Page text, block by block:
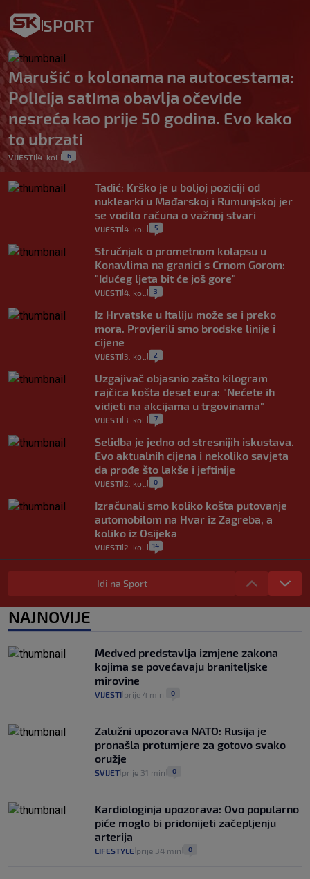
SPORT
Marušić o kolonama na autocestama:
Policija satima obavlja očevide
nesreća kao prije 50 godina. Evo kako
to ubrzati
VIJESTI 4. kol. 6
Tadić: Krško je u boljoj poziciji od
nuklearki u Mađarskoj i Rumunjskoj jer
se vodilo računa o važnoj stvari
VIJESTI 4. kol. 5
Stručnjak o prometnom kolapsu u
Konavlima na granici s Crnom Gorom:
"Idućeg ljeta bit će još gore"
VIJESTI 4. kol. 3
Iz Hrvatske u Italiju može se i preko
mora. Provjerili smo brodske linije i
cijene
VIJESTI 3. kol. 2
Uzgajivač objasnio zašto kilogram
rajčica košta deset eura: "Nećete ih
vidjeti na akcijama u trgovinama"
VIJESTI 3. kol. 7
Selidba je jedno od stresnijih iskustava.
Evo aktualnih cijena i nekoliko savjeta
da prođe što lakše i jeftinije
VIJESTI 2. kol. 0
Izračunali smo koliko košta putovanje
automobilom na Hvar iz Zagreba, a
koliko iz Osijeka
VIJESTI 2. kol. 14
"Kći je otišla na more, a zaboravila
zdravstvenu iskaznicu". Kakva su prava
pacijenata izvan mjesta prebivališta?
VIJESTI 1. kol. 1
se dogodilo ništa. Vlada se zaljubila u te
intervencije"
VIJESTI 30. srp.
Idi na Sport
NAJNOVIJE
Medved predstavlja izmjene zakona
kojima se povećavaju braniteljske
mirovine
VIJESTI prije 4 min 0
Zalužni upozorava NATO: Rusija je
pronašla protumjere za gotovo svako
oružje
SVIJET prije 31 min 0
Kardiologinja upozorava: Ovo popularno
piće moglo bi pridonijeti začepljenju
arterija
LIFESTYLE prije 34 min 0